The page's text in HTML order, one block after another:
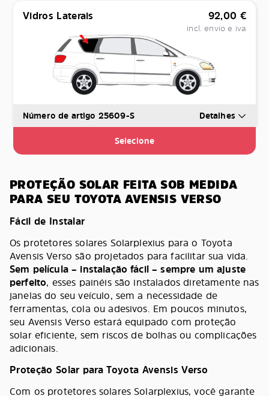
Vidros Laterais 92,00 €
incl. envio e iva
Número de artigo 25609-S Detalhes
Selecione
PROTEÇÃO SOLAR FEITA SOB MEDIDA
PARA SEU TOYOTA AVENSIS VERSO
Fácil de Instalar
Os protetores solares Solarplexius para o Toyota
Avensis Verso são projetados para facilitar sua vida.
Sem película – instalação fácil – sempre um ajuste
perfeito, esses painéis são instalados diretamente nas
janelas do seu veículo, sem a necessidade de
ferramentas, cola ou adesivos. Em poucos minutos,
seu Avensis Verso estará equipado com proteção
solar eficiente, sem riscos de bolhas ou complicações
adicionais.
Proteção Solar para Toyota Avensis Verso
Com os protetores solares Solarplexius, você garante